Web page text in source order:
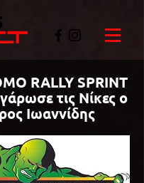
RALLY SPRINT
τις Νίκες ο
Ιωαννίδης